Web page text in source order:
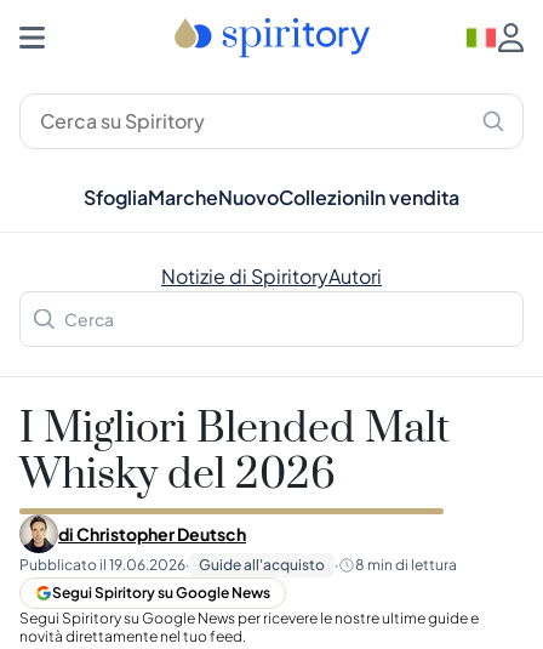
SfogliaMarcheNuovoCollezioniIn vendita
Notizie di SpiritoryAutori
I Migliori Blended Malt
Whisky del 2026
diChristopher Deutsch
Pubblicato il 19.06.2026· Guide all'acquisto · 8 min di lettura
Segui Spiritory su Google News
Segui Spiritory su Google News per ricevere le nostre ultime guide e
novità direttamente nel tuo feed.